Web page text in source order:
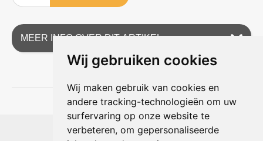
Wij gebruiken cookies
Wij maken gebruik van cookies en
andere tracking-technologieën om uw
surfervaring op onze website te
verbeteren, om gepersonaliseerde
MEER INFO OVER DIT ARTIKEL
Shophouse online